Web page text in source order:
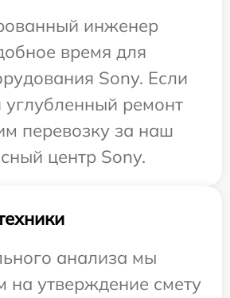
инженер
время для
Sony. Если
углубленный ремонт
перевозку за наш
центр Sony.
анализа мы
на утверждение смету